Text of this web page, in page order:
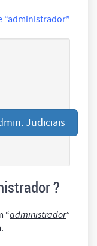
“administrador”
Judiciais
?
“administrador”